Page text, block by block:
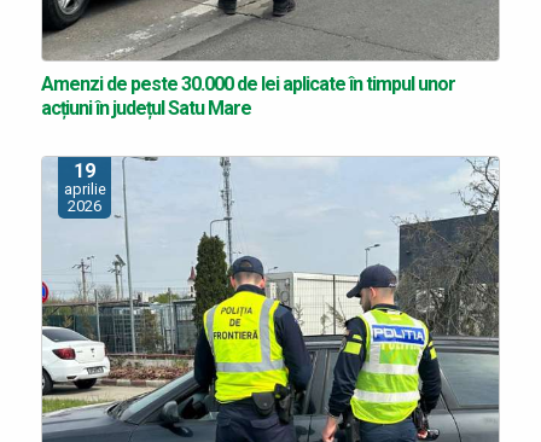
Amenzi de peste 30.000 de lei aplicate în timpul unor
acțiuni în județul Satu Mare
19
aprilie
2026